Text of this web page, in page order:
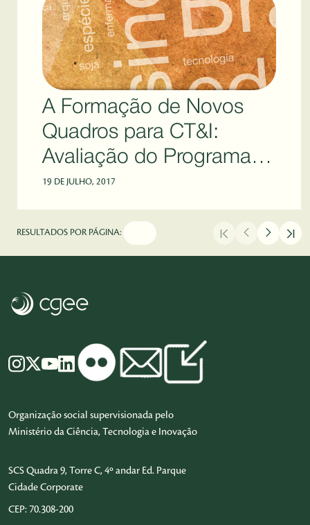
A Formação de Novos
Quadros para CT&I:
Avaliação do Programa
Institucional de Bolsas de
Iniciação - Pibic
19 DE JULHO, 2017
RESULTADOS POR PÁGINA:
Organização social supervisionada pelo
Ministério da Ciência, Tecnologia e Inovação
SCS Quadra 9, Torre C, 4º andar Ed. Parque
Cidade Corporate
CEP: 70.308-200